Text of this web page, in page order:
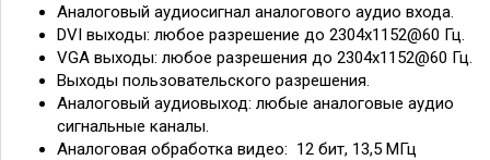
Аналоговый аудиосигнал аналогового аудио входа.
DVI выходы: любое разрешение до 2304x1152@60 Гц.
VGA выходы: любое разрешения до 2304x1152@60 Гц.
Выходы пользовательского разрешения.
Аналоговый аудиовыход: любые аналоговые аудио
сигнальные каналы.
Аналоговая обработка видео: 12 бит, 13,5 МГц